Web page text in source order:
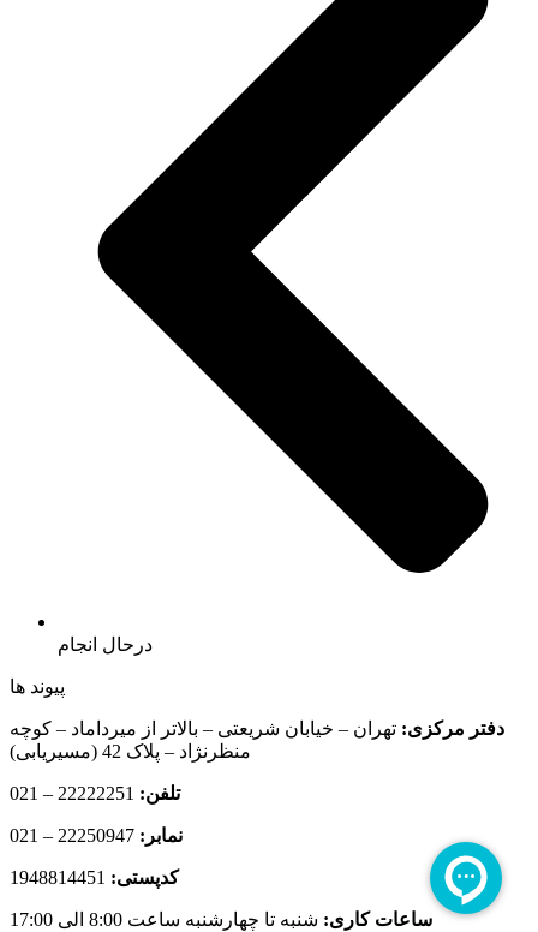
درحال انجام
پیوند ها
دفتر مرکزی: تهران – خیابان شریعتی – بالاتر از میرداماد – کوچه
منظرنژاد – پلاک 42 (مسیریابی)
تلفن:
نمابر:
کدپستی: 1948814451
ساعات کاری: شنبه تا چهارشنبه ساعت 8:00 الی 17:00